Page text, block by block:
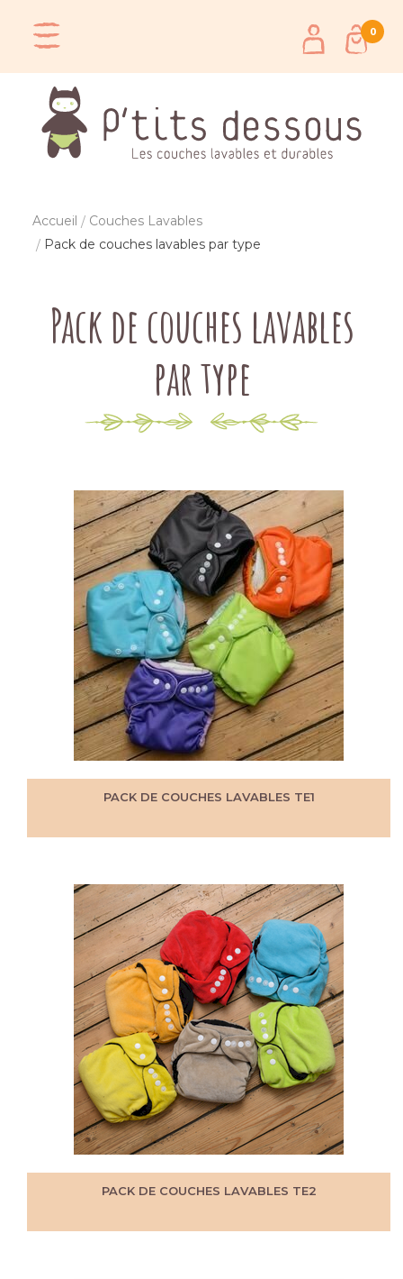
0
Accueil
Couches Lavables
Pack de couches lavables par type
Pack de couches lavables
par type
PACK DE COUCHES LAVABLES TE1
PACK DE COUCHES LAVABLES TE2